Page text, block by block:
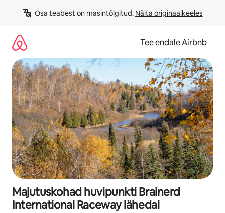
Osa teabest on masintõlgitud. Näita originaalkeeles
Tee endale Airbnb
Majutuskohad huvipunkti Brainerd
International Raceway lähedal